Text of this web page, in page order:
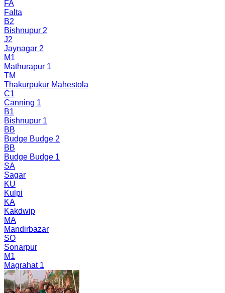
FA
Falta
B2
Bishnupur 2
J2
Jaynagar 2
M1
Mathurapur 1
TM
Thakurpukur Mahestola
C1
Canning 1
B1
Bishnupur 1
BB
Budge Budge 2
BB
Budge Budge 1
SA
Sagar
KU
Kulpi
KA
Kakdwip
MA
Mandirbazar
SO
Sonarpur
M1
Magrahat 1